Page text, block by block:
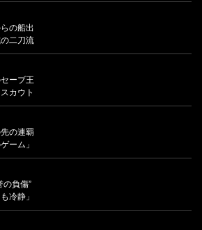
の船出
二刀流
ーブ王
カウト
の連覇
ーム」
の負傷”
冷静」